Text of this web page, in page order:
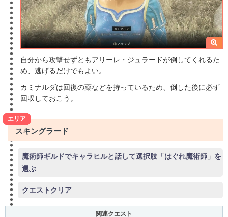
自分から攻撃せずともアリーレ・ジュラードが倒してくれるた
め、逃げるだけでもよい。
カミナルダは回復の薬などを持っているため、倒した後に必ず
回収しておこう。
スキングラード
エリア
魔術師ギルドでキャラヒルと話して選択肢「はぐれ魔術師」を
選ぶ
クエストクリア
関連クエスト